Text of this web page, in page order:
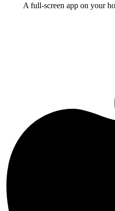
A full-screen app on your